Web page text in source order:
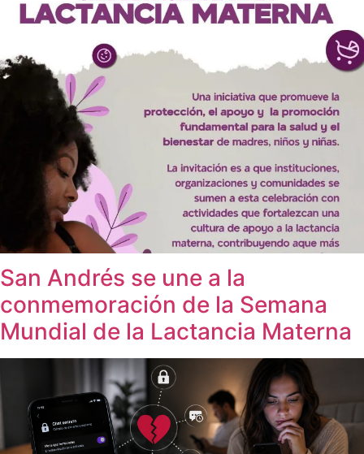
San Andrés se une a la
conmemoración de la Semana
Mundial de la Lactancia Materna